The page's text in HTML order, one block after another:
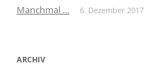
Manchmal … 6. Dezember 2017
ARCHIV